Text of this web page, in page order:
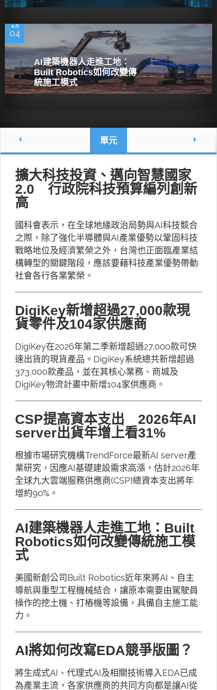
8 月
04
AI建築機器人走進工地：
Built Robotics如何改變傳
統施工模式
單元
擴大科技投資、邁向智慧國家
2.0 行政院科技預算編列創新
高
國科會表示，在全球地緣政治局勢與AI科技競合
之際，除了強化半導體與AI產業優勢以鞏固科技
戰略地位及經濟繁榮之外，台灣也正面臨產業結
構轉型的關鍵階段，應該要藉科技產業優勢帶動
社會各行各業繁榮。
DigiKey新增超過27,000款現
貨零件及104家供應商
DigiKey在2026年第二季新增超過27,000款可快
速出貨的現貨產品。DigiKey系統總共新增超過
373,000款產品，並在其核心業務、商城及
DigiKey物流計畫中新增104家供應商。
CSP提高資本支出 2026年AI
server出貨年增上看31%
根據市場研究機構TrendForce最新AI server產
業研究，因應AI基礎建設需求高漲，估計2026年
全球九大雲端服務供應商(CSP)總資本支出將年
增約90%。
AI建築機器人走進工地：Built
Robotics如何改變傳統施工模
式
美國新創公司Built Robotics近年來將AI、自主
導航與重型工程機械結合，讓原本需要由駕駛員
操作的挖土機、打樁機等設備，具備自主施工能
力。
AI將如何改寫EDA競爭版圖？
將生成式AI、代理式AI及相關技術導入EDA已成
為產業主流，各家供應商的共同方向都是讓AI從